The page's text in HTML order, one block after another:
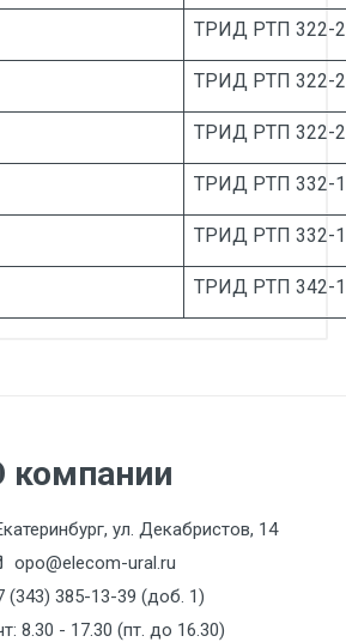
ТРИД РТП 322-
ТРИД РТП 322-
ТРИД РТП 322-
ТРИД РТП 332-
ТРИД РТП 332-
ТРИД РТП 342-
Вектор-ПМ
мм:
компании
ул. Декабристов, 14
opo@elecom-ural.ru
(343) 385-13-39 (доб. 1)
8.30 - 17.30 (пт. до 16.30)